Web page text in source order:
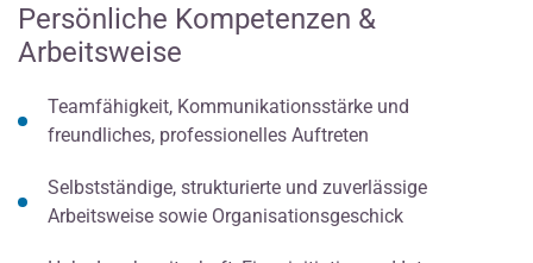
Persönliche Kompetenzen &
Arbeitsweise
Teamfähigkeit, Kommunikationsstärke und
freundliches, professionelles Auftreten
Selbstständige, strukturierte und zuverlässige
Arbeitsweise sowie Organisationsgeschick